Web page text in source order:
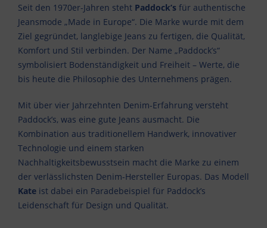
Seit den 1970er-Jahren steht Paddock’s für authentische
Jeansmode „Made in Europe“. Die Marke wurde mit dem
Ziel gegründet, langlebige Jeans zu fertigen, die Qualität,
Komfort und Stil verbinden. Der Name „Paddock’s“
symbolisiert Bodenständigkeit und Freiheit – Werte, die
bis heute die Philosophie des Unternehmens prägen.
Mit über vier Jahrzehnten Denim-Erfahrung versteht
Paddock’s, was eine gute Jeans ausmacht. Die
Kombination aus traditionellem Handwerk, innovativer
Technologie und einem starken
Nachhaltigkeitsbewusstsein macht die Marke zu einem
der verlässlichsten Denim-Hersteller Europas. Das Modell
Kate ist dabei ein Paradebeispiel für Paddock’s
Leidenschaft für Design und Qualität.